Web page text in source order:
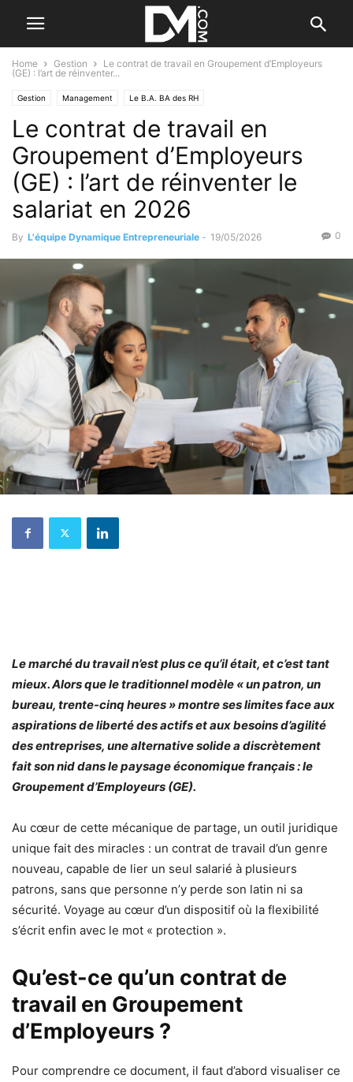
Home Gestion
Le contrat de travail en Groupement d’Employeurs
(GE) : l’art de réinventer...
Gestion Management Le B.A. BA des RH
Les différents types de Contrat
Le contrat de travail en
Groupement d’Employeurs
(GE) : l’art de réinventer le
salariat en 2026
By L'équipe Dynamique Entrepreneuriale - 19/05/2026 0
Le marché du travail n’est plus ce qu’il était, et c’est tant
mieux. Alors que le traditionnel modèle « un patron, un
bureau, trente-cinq heures » montre ses limites face aux
aspirations de liberté des actifs et aux besoins d’agilité
des entreprises, une alternative solide a discrètement
fait son nid dans le paysage économique français : le
Groupement d’Employeurs (GE).
Au cœur de cette mécanique de partage, un outil juridique
unique fait des miracles : un contrat de travail d’un genre
nouveau, capable de lier un seul salarié à plusieurs
patrons, sans que personne n’y perde son latin ni sa
sécurité. Voyage au cœur d’un dispositif où la flexibilité
s’écrit enfin avec le mot « protection ».
Qu’est-ce qu’un contrat de
travail en Groupement
d’Employeurs ?
Pour comprendre ce document, il faut d’abord visualiser ce